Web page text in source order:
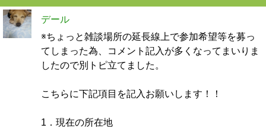
デール
※ちょっと雑談場所の延長線上で参加希望等を募っ
てしまった為、コメント記入が多くなってまいりま
したので別トピ立てました。
こちらに下記項目を記入お願いします！！
1．現在の所在地